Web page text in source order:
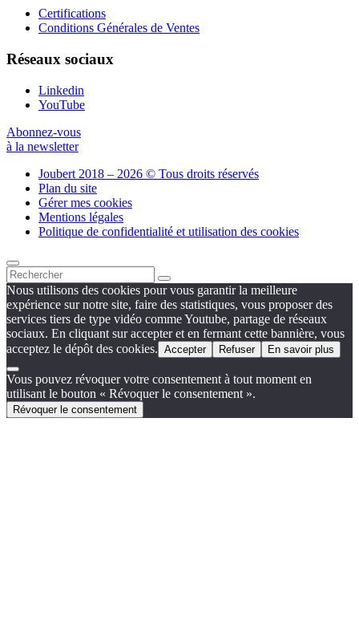
Certifications
Conditions Générales de Ventes
Réseaux sociaux
Linkedin
YouTube
Abonnez-vous
à la newsletter
Joubert 2018 – 2026 © Tous droits réservés
Plan du site
Gérer mes cookies
Mentions légales
Politique de confidentialité et utilisation des cookies
Nous utilisons des cookies pour vous garantir la meilleure
expérience sur notre site, faire des statistiques, vous proposer des
services tiers de type vidéo comme Youtube, partage de réseaux
sociaux. En cliquant sur accepter et en fermant cette bannière, vous
acceptez le dépôt des cookies. Accepter Refuser En savoir plus
Vous pouvez révoquer votre consentement à tout moment en
utilisant le bouton « Révoquer le consentement ».
Révoquer le consentement